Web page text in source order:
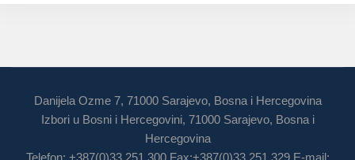
Danijela Ozme 7, 71000 Sarajevo, Bosna i Hercegovina
Izbori u Bosni i Hercegovini, 71000 Sarajevo, Bosna i
Hercegovina
Telefon: +387(0)33 251 300 Fax:+387(0)33 251 329 E-mail: